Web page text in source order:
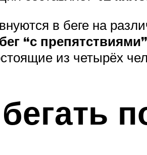
в беге на
бег “с препятствиями”
из четырёх